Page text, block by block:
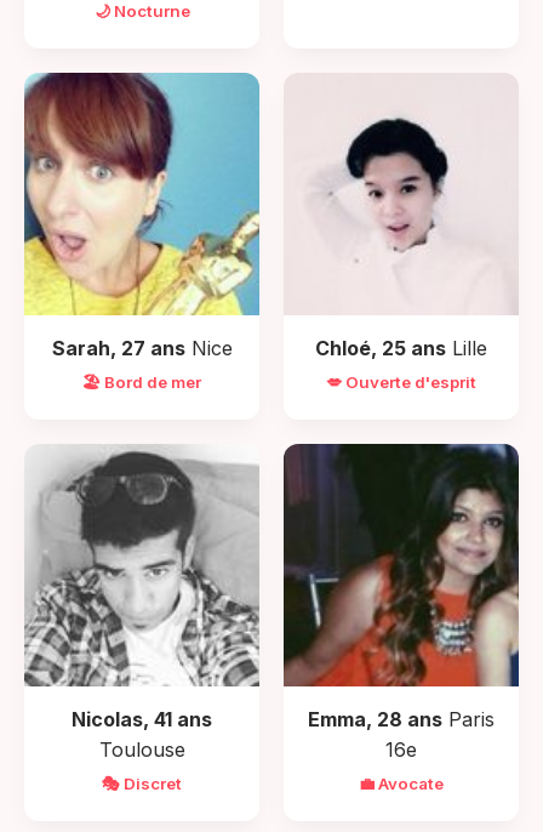
🌙 Nocturne
Sarah, 27 ans Nice
🏖️ Bord de mer
Chloé, 25 ans Lille
💋 Ouverte d'esprit
Nicolas, 41 ans
Toulouse
🎭 Discret
Emma, 28 ans Paris
16e
💼 Avocate